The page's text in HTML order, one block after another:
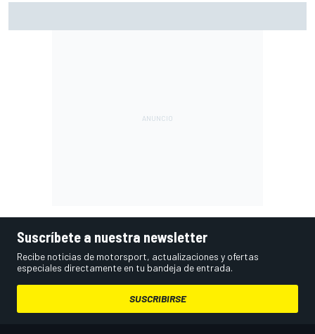
Suscríbete a nuestra newsletter
Recibe noticias de motorsport, actualizaciones y ofertas
especiales directamente en tu bandeja de entrada.
SUSCRIBIRSE